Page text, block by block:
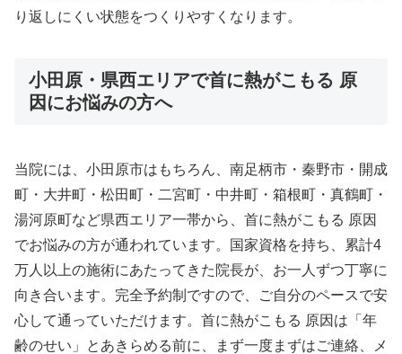
り返しにくい状態をつくりやすくなります。
小田原・県西エリアで首に熱がこもる 原
因にお悩みの方へ
当院には、小田原市はもちろん、南足柄市・秦野市・開成
町・大井町・松田町・二宮町・中井町・箱根町・真鶴町・
湯河原町など県西エリア一帯から、首に熱がこもる 原因
でお悩みの方が通われています。国家資格を持ち、累計4
万人以上の施術にあたってきた院長が、お一人ずつ丁寧に
向き合います。完全予約制ですので、ご自分のペースで安
心して通っていただけます。首に熱がこもる 原因は「年
齢のせい」とあきらめる前に、まず一度まずはご連絡、メ